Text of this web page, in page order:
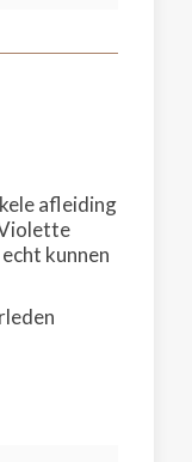
afleiding
kunnen